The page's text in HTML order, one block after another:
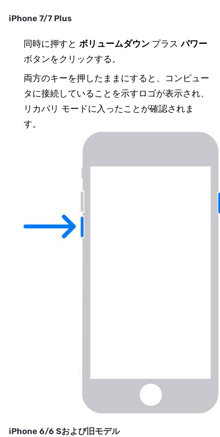
iPhone 7/7 Plus
同時に押すと ボリュームダウン プラスパワー
ボタンをクリックする。
両方のキーを押したままにすると、コンピュー
タに接続していることを示すロゴが表示され、
リカバリ モードに入ったことが確認されま
す。
iPhone 6/6 Sおよび旧モデル